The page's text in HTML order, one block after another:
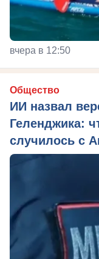
вчера в 12:50
Общество
ИИ назвал
Геленджика:
случилось с